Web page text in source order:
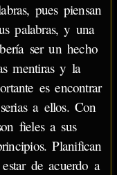
pues piensan
palabras, y una
ser un hecho
mentiras y la
es encontrar
a ellos. Con
fieles a sus
Planifican
de acuerdo a